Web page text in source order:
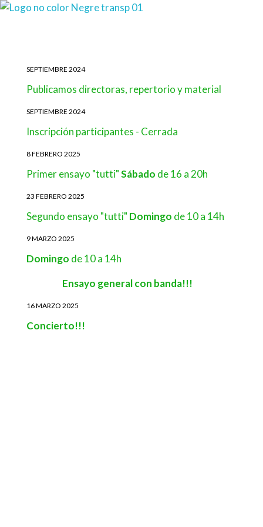
SEPTIEMBRE 2024
Publicamos directoras, repertorio y material
SEPTIEMBRE 2024
Inscripción participantes - Cerrada
8 FEBRERO 2025
Primer ensayo "tutti"Sábado de 16 a 20h
23 FEBRERO 2025
Segundo ensayo "tutti" Domingo de 10 a 14h
9 MARZO 2025
Domingo de 10 a 14h
Ensayo general con banda!!!
16 MARZO 2025
Concierto!!!